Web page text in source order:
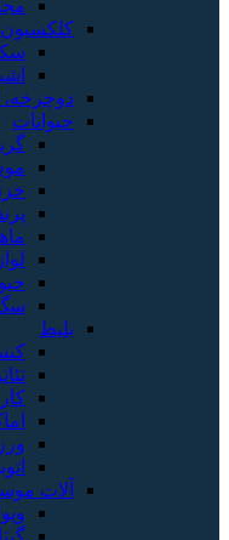
دوچرخه،
حیوانات
بلیط
آلات